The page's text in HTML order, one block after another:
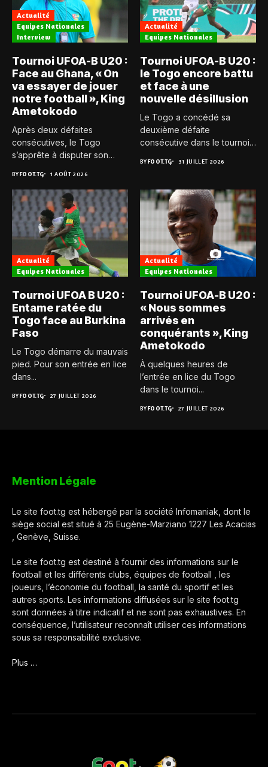
Actualité
Equipes Nationales
Interview
Tournoi UFOA-B U20 :
Face au Ghana, « On
va essayer de jouer
notre football », King
Ametokodo
Après deux défaites
consécutives, le Togo
s’apprête à disputer son
BYFOOT.TG 1 AOÛT 2026
Actualité
Equipes Nationales
Tournoi UFOA-B U20 :
le Togo encore battu
et face à une
nouvelle désillusion
Le Togo a concédé sa
deuxième défaite
consécutive dans le tournoi
BYFOOT.TG 31 JUILLET 2026
Actualité
Equipes Nationales
Tournoi UFOA B U20 :
Entame ratée du
Togo face au Burkina
Faso
Le Togo démarre du mauvais
pied. Pour son entrée en lice
dans...
BYFOOT.TG 27 JUILLET 2026
Actualité
Equipes Nationales
Tournoi UFOA-B U20 :
« Nous sommes
arrivés en
conquérants », King
Ametokodo
À quelques heures de
l’entrée en lice du Togo
dans le tournoi...
BYFOOT.TG 27 JUILLET 2026
Mention Légale
Le site foot.tg est hébergé par la société Infomaniak, dont le
siège social est situé à 25 Eugène-Marziano 1227 Les Acacias
, Genève, Suisse.
Le site foot.tg est destiné à fournir des informations sur le
football et les différents clubs, équipes de football , les
joueurs, l’économie du football, la santé du sportif et les
autres sports. Les informations diffusées sur le site foot.tg
sont données à titre indicatif et ne sont pas exhaustives. En
conséquence, l’utilisateur reconnaît utiliser ces informations
sous sa responsabilité exclusive.
Plus …